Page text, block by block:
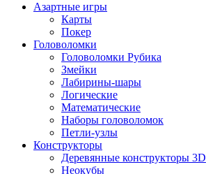
Азартные игры
Карты
Покер
Головоломки
Головоломки Рубика
Змейки
Лабирины-шары
Логические
Математические
Наборы головоломок
Петли-узлы
Конструкторы
Деревянные конструкторы 3D
Неокубы